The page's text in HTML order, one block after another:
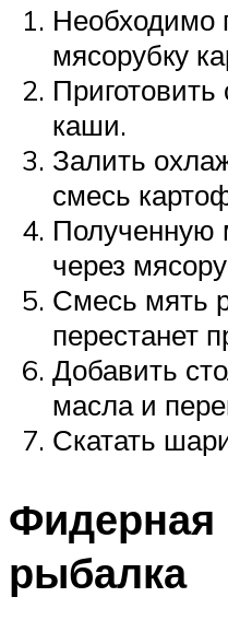
Необходимо
мясорубку
Приготовить
каши.
Залить
смесь
Полученную
через
Смесь мять
перестанет
Добавить
масла и
Скатать
Фидерная
рыбалка